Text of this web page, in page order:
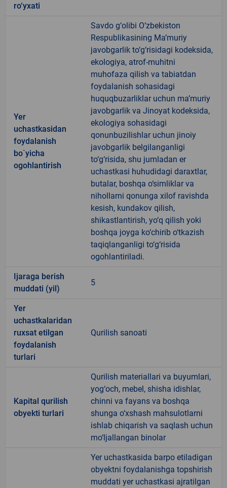
ro‘yxati
Yer
uchastkasidan
foydalanish
bo`yicha
ogohlantirish
Savdo g‘olibi O‘zbekiston
Respublikasining Ma’muriy
javobgarlik to‘g‘risidagi kodeksida,
ekologiya, atrof-muhitni
muhofaza qilish va tabiatdan
foydalanish sohasidagi
huquqbuzarliklar uchun ma’muriy
javobgarlik va Jinoyat kodeksida,
ekologiya sohasidagi
qonunbuzilishlar uchun jinoiy
javobgarlik belgilanganligi
to‘g‘risida, shu jumladan er
uchastkasi huhudidagi daraxtlar,
butalar, boshqa o‘simliklar va
nihollarni qonunga xilof ravishda
kesish, kundakov qilish,
shikastlantirish, yo‘q qilish yoki
boshqa joyga ko‘chirib o‘tkazish
taqiqlanganligi to‘g‘risida
ogohlantiriladi.
Ijaraga berish
muddati (yil)
5
Yer
uchastkalaridan
ruxsat etilgan
foydalanish
turlari
Qurilish sanoati
Kapital qurilish
obyekti turlari
Qurilish materiallari va buyumlari,
yog‘och, mebel, shisha idishlar,
chinni va fayans va boshqa
shunga o‘xshash mahsulotlarni
ishlab chiqarish va saqlash uchun
mo‘ljallangan binolar
Yer uchastkasida barpo etiladigan
obyektni foydalanishga topshirish
muddati yer uchastkasi ajratilgan